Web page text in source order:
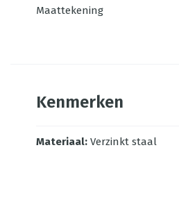
Maattekening
Kenmerken
Materiaal: Verzinkt staal